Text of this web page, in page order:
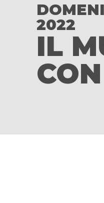
2022
IL